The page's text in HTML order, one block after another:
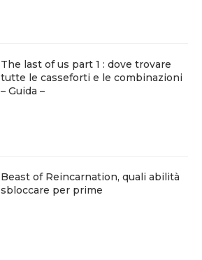
The last of us part 1 : dove trovare
tutte le casseforti e le combinazioni
– Guida –
Beast of Reincarnation, quali abilità
sbloccare per prime